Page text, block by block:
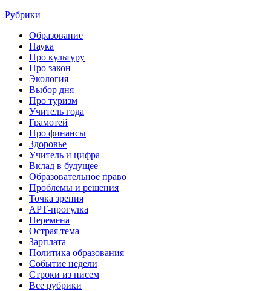
Рубрики
Образование
Наука
Про культуру
Про закон
Экология
Выбор дня
Про туризм
Учитель года
Грамотей
Про финансы
Здоровье
Учитель и цифра
Вклад в будущее
Образовательное право
Проблемы и решения
Точка зрения
АРТ-прогулка
Перемена
Острая тема
Зарплата
Политика образования
Событие недели
Строки из писем
Все рубрики